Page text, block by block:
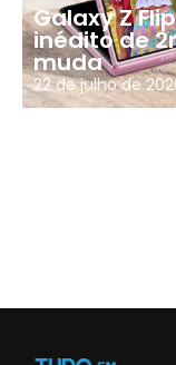
Galaxy Z
inédito de
muda
22 de julho de